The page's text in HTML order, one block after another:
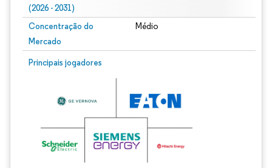
(2026 - 2031)
Concentração do
Mercado
Médio
Principais jogadores
Imagem © Mordor Intelligence. O reuso requer atribuição conforme CC BY 4.0.